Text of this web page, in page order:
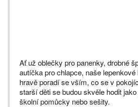
Ať už oblečky pro panenky, drobné
autíčka pro chlapce, naše
hravě poradí se vším, co se v
starší děti se budou skvěle hodit
školní pomůcky nebo sešity.